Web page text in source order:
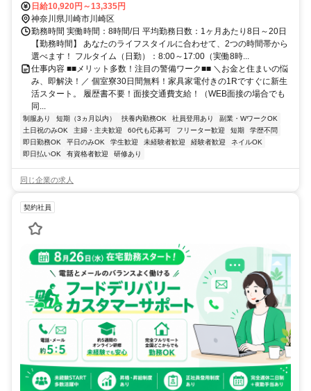
新町徒歩約11分、ＪＲ京浜東北線 川崎中央東口徒歩約33分 神奈川県
川崎市川崎区エリア(扇町駅、大川駅、小田栄駅)
日給10,920円～13,335円
神奈川県川崎市川崎区
勤務時間 実働時間：8時間/日 平均勤務日数：1ヶ月あたり8日～20日
【勤務時間】 あなたのライフスタイルに合わせて、2つの時間帯から
選べます！ フルタイム（日勤）：8:00～17:00（実働8時...
仕事内容 ■■メリット多数！注目の警備ワーク■■ ＼お金と住まいの悩
み、即解決！／ 個室寮30日間無料！家具家電付きの1Rですぐに新生
活スタート。 履歴書不要！面接交通費支給！（WEB面接の場合でも
同...
制服あり 短期（3ヵ月以内） 扶養内勤務OK 社員登用あり
副業・WワークOK
土日祝のみOK
主婦・主夫歓迎 60代も応募可 フリーター歓迎 短期
学歴不問
即日勤務OK
平日のみOK 学生歓迎 未経験者歓迎 経験者歓迎
ネイルOK
即日払いOK
有資格者歓迎 研修あり
同じ企業の求人
契約社員